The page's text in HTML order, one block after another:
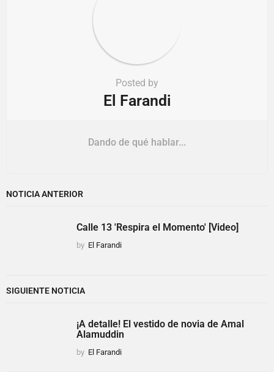
Posted by
El Farandi
Dando de qué hablar...
NOTICIA ANTERIOR
Calle 13 'Respira el Momento' [Video]
by El Farandi
SIGUIENTE NOTICIA
¡A detalle! El vestido de novia de Amal
Alamuddin
by El Farandi